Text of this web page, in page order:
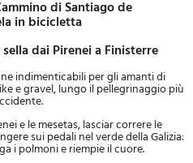
in bicicletta
sella dai Pirenei a Finisterre
indimenticabili per gli amanti di
e gravel, lungo il pellegrinaggio più
e le mesetas, lasciar correre le
sui pedali nel verde della Galizia:
i polmoni e riempie il cuore.